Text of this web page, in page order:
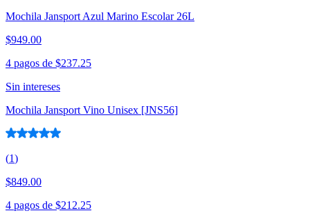
Mochila Jansport Azul Marino Escolar 26L
$949.00
4 pagos de $237.25
Sin intereses
Mochila Jansport Vino Unisex [JNS56]
(1)
$849.00
4 pagos de $212.25